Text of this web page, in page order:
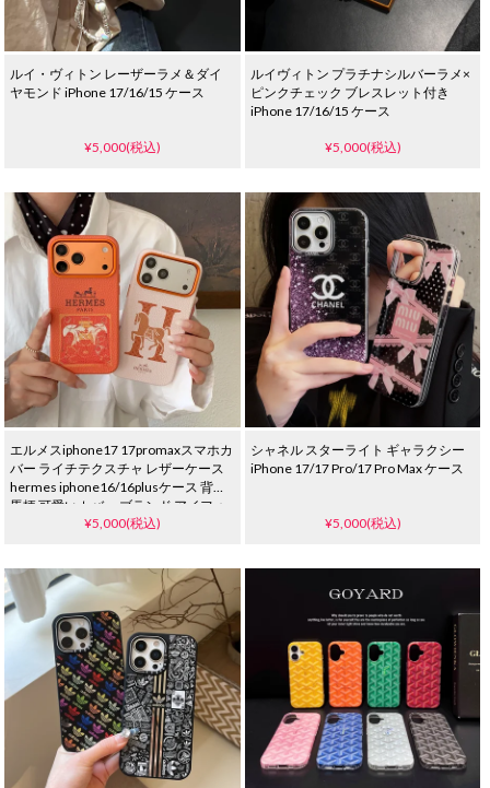
ルイ・ヴィトン レーザーラメ＆ダイ
ヤモンド iPhone 17/16/15 ケース
¥5,000(税込)
ルイヴィトン プラチナシルバーラメ×
ピンクチェック ブレスレット付き
iPhone 17/16/15 ケース
¥5,000(税込)
エルメスiphone17 17promaxスマホカ
バー ライチテクスチャ レザーケース
hermes iphone16/16plusケース 背面
馬柄 可愛いカバー ブランド アイフォ
ーン15/14/13 プロ ケース カップル オ
¥5,000(税込)
シャネル スターライト ギャラクシー
iPhone 17/17 Pro/17 Pro Max ケース
¥5,000(税込)